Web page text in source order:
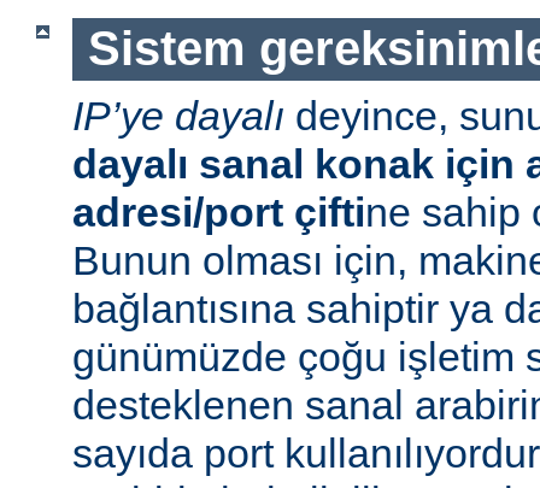
Sistem
IP’ye dayalı deyince,
dayalı sanal konak için
adresi/port çiftine sahip
Bunun olması için,
bağlantısına sahiptir ya
günümüzde çoğu işletim
desteklenen sanal
sayıda port